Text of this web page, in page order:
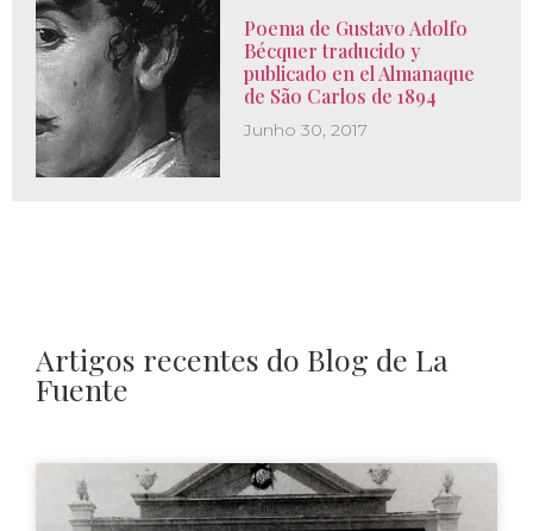
Poema de Gustavo Adolfo
Bécquer traducido y
publicado en el Almanaque
de São Carlos de 1894
Junho 30, 2017
Artigos recentes do Blog de La
Fuente